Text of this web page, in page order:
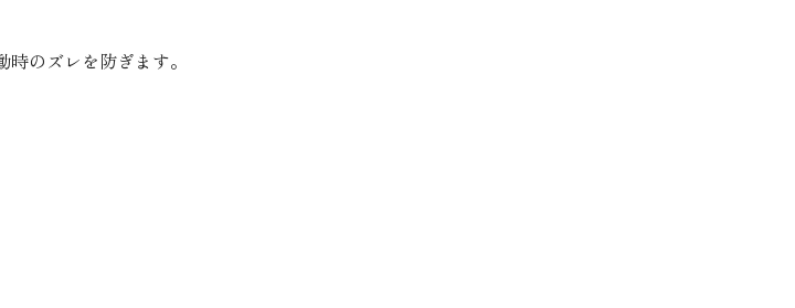
のズレを防ぎます。